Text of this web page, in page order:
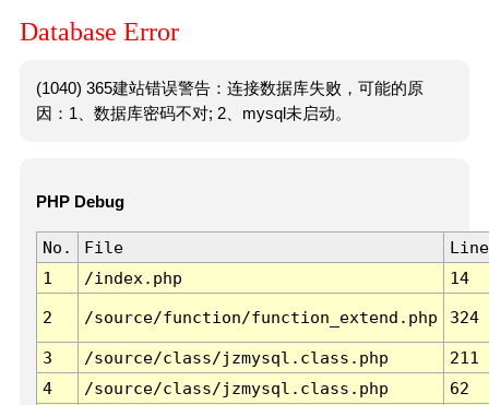
Database Error
(1040) 365建站错误警告：连接数据库失败，可能的原
因：1、数据库密码不对; 2、mysql未启动。
PHP Debug
No. File
Line
1
/index.php 14
2 /source/function/function_extend.php 324
3 /source/class/jzmysql.class.php
211
4
/source/class/jzmysql.class.php
62